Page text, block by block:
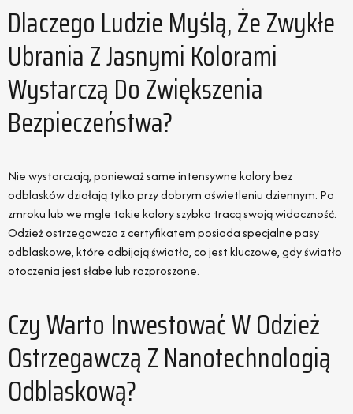
Dlaczego Ludzie Myślą, Że Zwykłe
Ubrania Z Jasnymi Kolorami
Wystarczą Do Zwiększenia
Bezpieczeństwa?
Nie wystarczają, ponieważ same intensywne kolory bez
odblasków działają tylko przy dobrym oświetleniu dziennym. Po
zmroku lub we mgle takie kolory szybko tracą swoją widoczność.
Odzież ostrzegawcza z certyfikatem posiada specjalne pasy
odblaskowe, które odbijają światło, co jest kluczowe, gdy światło
otoczenia jest słabe lub rozproszone.
Czy Warto Inwestować W Odzież
Ostrzegawczą Z Nanotechnologią
Odblaskową?